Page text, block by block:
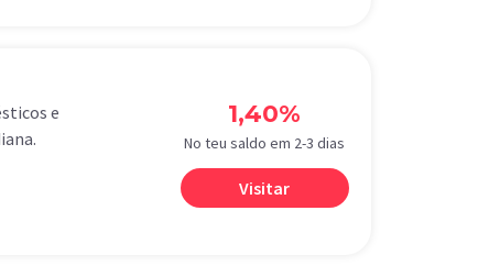
e
1,40%
No teu saldo em 2-3 dias
Visitar